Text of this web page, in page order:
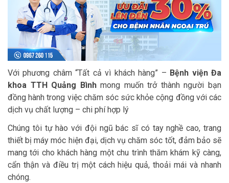
Với phương châm “Tất cả vì khách hàng” – Bệnh viện Đa
khoa TTH Quảng Bìnhmong muốn trở thành người bạn
đồng hành trong việc chăm sóc sức khỏe cộng đồng với các
dịch vụ chất lượng – chi phí hợp lý
Chúng tôi tự hào với đội ngũ bác sĩ có tay nghề cao, trang
thiết bị máy móc hiện đại, dịch vụ chăm sóc tốt, đảm bảo sẽ
mang tới cho khách hàng một chu trình thăm khám kỹ càng,
cẩn thận và điều trị một cách hiệu quả, thoải mái và nhanh
chóng.